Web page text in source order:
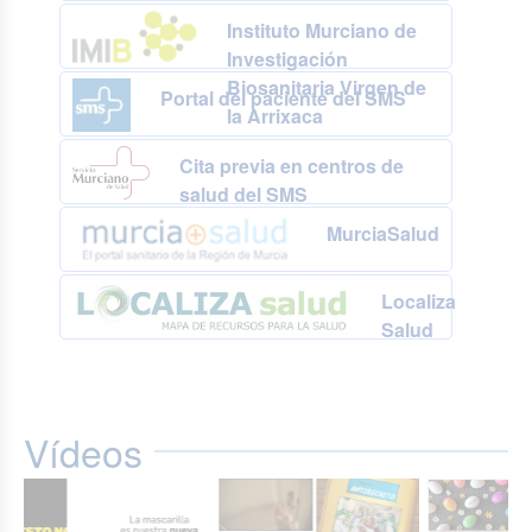
Instituto Murciano de
Investigación
Biosanitaria Virgen de
la Arrixaca
Portal del paciente del SMS
Cita previa en centros de
salud del SMS
MurciaSalud
Localiza
Salud
Vídeos